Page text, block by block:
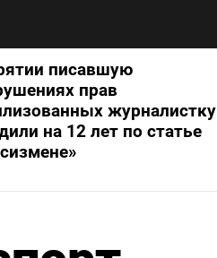
писавшую
прав
журналистку
на 12 лет по статье